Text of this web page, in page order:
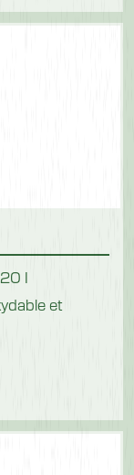
I
et